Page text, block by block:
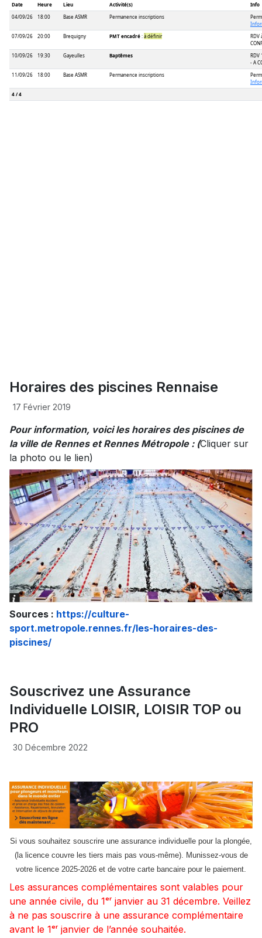
Horaires des piscines Rennaise
17 Février 2019
Pour information, voici les horaires des piscines de
la ville de Rennes et Rennes Métropole : (Cliquer sur
la photo ou le lien)
Sources : https://culture-
sport.metropole.rennes.fr/les-horaires-des-
piscines/
Souscrivez une Assurance
Individuelle LOISIR, LOISIR TOP ou
PRO
30 Décembre 2022
Si vous souhaitez souscrire une assurance individuelle pour la plongée,
(la licence couvre les tiers mais pas vous-même). Munissez-vous de
votre licence 2025-2026 et de votre carte bancaire pour le paiement.
Les assurances complémentaires sont valables pour
une année civile, du 1ᵉʳ janvier au 31 décembre. Veillez
à ne pas souscrire à une assurance complémentaire
avant le 1ᵉʳ janvier de l’année souhaitée.